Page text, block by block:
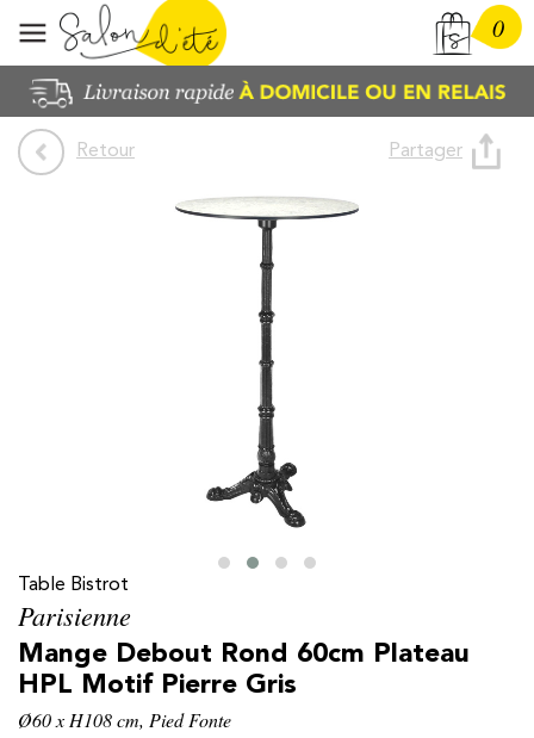
0
Retour Partager
Table Bistrot
Parisienne
Mange Debout Rond 60cm Plateau
HPL Motif Pierre Gris
Ø60 x H108 cm, Pied Fonte